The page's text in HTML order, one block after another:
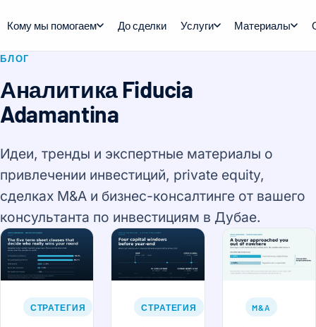
Кому мы помогаем До сделки Услуги Материалы
БЛОГ
Аналитика Fiducia
Adamantina
Идеи, тренды и экспертные материалы о
привлечении инвестиций, private equity,
сделках M&A и бизнес-консалтинге от вашего
консультанта по инвестициям в Дубае.
СТРАТЕГИЯ СТРАТЕГИЯ M&A